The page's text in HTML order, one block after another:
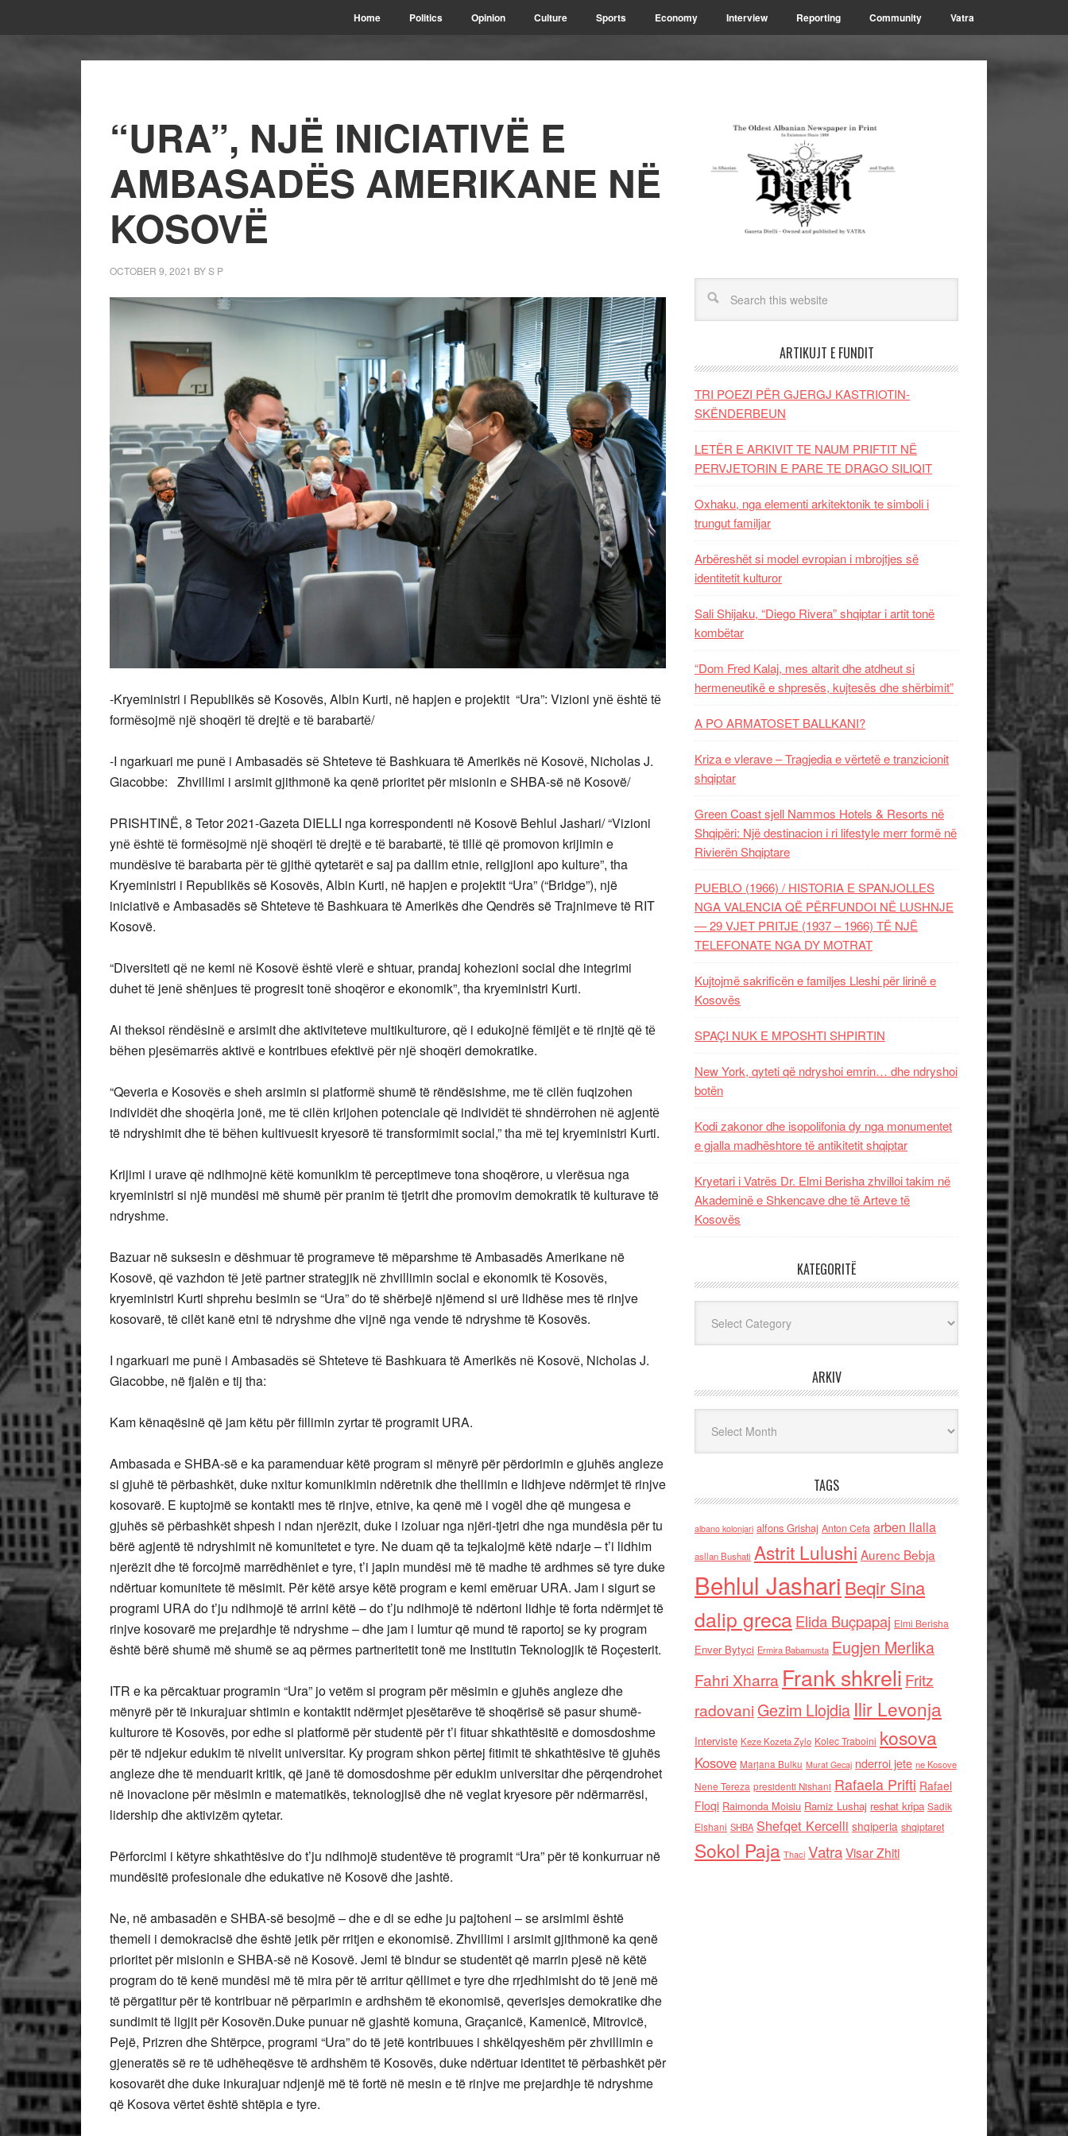
Home Politics Opinion Culture Sports Economy Interview Reporting Community Vatra
“URA”, NJË INICIATIVË E
AMBASADËS AMERIKANE NË
KOSOVË
OCTOBER 9, 2021 BYS P
-Kryeministri i Republikës së Kosovës, Albin Kurti, në hapjen e projektit “Ura”: Vizioni ynё ёshtё tё
formёsojmё njё shoqёri tё drejtё e tё barabartё/
-I ngarkuari me punё i Ambasadёs sё Shteteve tё Bashkuara të Amerikës nё Kosovё, Nicholas J.
Giacobbe: Zhvillimi i arsimit gjithmonë ka qenë prioritet për misionin e SHBA-së në Kosovë/
PRISHTINË, 8 Tetor 2021-Gazeta DIELLI nga korrespondenti në Kosovë Behlul Jashari/ “Vizioni
ynё ёshtё tё formёsojmё njё shoqёri tё drejtё e tё barabartё, tё tillё qё promovon krijimin e
mundёsive tё barabarta pёr tё gjithё qytetarёt e saj pa dallim etnie, religjioni apo kulture”, tha
Kryeministri i Republikës së Kosovës, Albin Kurti, në hapjen e projektit “Ura” (“Bridge”), një
iniciativë e Ambasadës së Shteteve të Bashkuara të Amerikës dhe Qendrës së Trajnimeve të RIT
Kosovë.
“Diversiteti qё ne kemi nё Kosovё ёshtё vlerё e shtuar, prandaj kohezioni social dhe integrimi
duhet tё jenё shënjues tё progresit tonё shoqёror e ekonomik”, tha kryeministri Kurti.
Ai theksoi rёndёsinё e arsimit dhe aktiviteteve multikulturore, qё i edukojnё fёmijёt e tё rinjtё qё tё
bёhen pjesёmarrёs aktivё e kontribues efektivё pёr njё shoqёri demokratike.
“Qeveria e Kosovёs e sheh arsimin si platformё shumë të rëndësishme, me tё cilёn fuqizohen
individёt dhe shoqёria jonë, me tё cilёn krijohen potenciale qё individёt tё shndёrrohen nё agjentё
të ndryshimit dhe tё bёhen kultivuesit kryesorë tё transformimit social,” tha mё tej kryeministri Kurti.
Krijimi i urave qё ndihmojnё kёtё komunikim të perceptimeve tona shoqërore, u vlerësua nga
kryeministri si një mundësi më shumë pёr pranim tё tjetrit dhe promovim demokratik të kulturave të
ndryshme.
Bazuar në suksesin e dëshmuar të programeve të mëparshme të Ambasadës Amerikane në
Kosovë, qё vazhdon tё jetё partner strategjik nё zhvillimin social e ekonomik tё Kosovёs,
kryeministri Kurti shprehu besimin se “Ura” do të shërbejë njëmend si urë lidhëse mes të rinjve
kosovarë, të cilët kanë etni të ndryshme dhe vijnë nga vende të ndryshme të Kosovës.
I ngarkuari me punё i Ambasadёs sё Shteteve tё Bashkuara të Amerikës nё Kosovё, Nicholas J.
Giacobbe, në fjalën e tij tha:
Kam kënaqësinë që jam këtu për fillimin zyrtar të programit URA.
Ambasada e SHBA-së e ka paramenduar këtë program si mënyrë për përdorimin e gjuhës angleze
si gjuhë të përbashkët, duke nxitur komunikimin ndëretnik dhe thellimin e lidhjeve ndërmjet të rinjve
kosovarë. E kuptojmë se kontakti mes të rinjve, etnive, ka qenë më i vogël dhe që mungesa e
gjuhës së përbashkët shpesh i ndan njerëzit, duke i izoluar nga njëri-tjetri dhe nga mundësia për tu
bërë agjentë të ndryshimit në komunitetet e tyre. Ne duam që ta tejkalojmë këtë ndarje – t’i lidhim
njerëzit dhe të forcojmë marrëdhëniet e tyre, t’i japin mundësi më të madhe të ardhmes së tyre duke
ndërtuar komunitete të mësimit. Për këtë arsye këtë program e kemi emëruar URA. Jam i sigurt se
programi URA do t’ju ndihmojë të arrini këtë – do t’ju ndihmojë të ndërtoni lidhje të forta ndërmjet të
rinjve kosovarë me prejardhje të ndryshme – dhe jam i lumtur që mund të raportoj se ky program
është bërë shumë më shumë se aq përmes partneritetit tonë me Institutin Teknologjik të Roçesterit.
ITR e ka përcaktuar programin “Ura” jo vetëm si program për mësimin e gjuhës angleze dhe
mënyrë për të inkurajuar shtimin e kontaktit ndërmjet pjesëtarëve të shoqërisë së pasur shumë-
kulturore të Kosovës, por edhe si platformë për studentë për t’i fituar shkathtësitë e domosdoshme
për të ndjekur edukim të nivelit universitar. Ky program shkon përtej fitimit të shkathtësive të gjuhës
angleze dhe të menduarit kritik, që janë të domosdoshme për edukim universitar dhe përqendrohet
në inovacione për mësimin e matematikës, teknologjisë dhe në veglat kryesore për ndërmarrësi,
lidership dhe aktivizëm qytetar.
Përforcimi i këtyre shkathtësive do t’ju ndihmojë studentëve të programit “Ura” për të konkurruar në
mundësitë profesionale dhe edukative në Kosovë dhe jashtë.
Ne, në ambasadën e SHBA-së besojmë – dhe e di se edhe ju pajtoheni – se arsimimi është
themeli i demokracisë dhe është jetik për rritjen e ekonomisë. Zhvillimi i arsimit gjithmonë ka qenë
prioritet për misionin e SHBA-së në Kosovë. Jemi të bindur se studentët që marrin pjesë në këtë
program do të kenë mundësi më të mira për të arritur qëllimet e tyre dhe rrjedhimisht do të jenë më
të përgatitur për të kontribuar në përparimin e ardhshëm të ekonomisë, qeverisjes demokratike dhe
sundimit të ligjit për Kosovën.Duke punuar në gjashtë komuna, Graçanicë, Kamenicë, Mitrovicë,
Pejë, Prizren dhe Shtërpce, programi “Ura” do të jetë kontribuues i shkëlqyeshëm për zhvillimin e
gjeneratës së re të udhëheqësve të ardhshëm të Kosovës, duke ndërtuar identitet të përbashkët për
kosovarët dhe duke inkurajuar ndjenjë më të fortë në mesin e të rinjve me prejardhje të ndryshme
që Kosova vërtet është shtëpia e tyre.
ARTIKUJT E FUNDIT
TRI POEZI PËR GJERGJ KASTRIOTIN-
SKËNDERBEUN
LETËR E ARKIVIT TE NAUM PRIFTIT NË
PERVJETORIN E PARE TE DRAGO SILIQIT
Oxhaku, nga elementi arkitektonik te simboli i
trungut familjar
Arbëreshët si model evropian i mbrojtjes së
identitetit kulturor
Sali Shijaku, “Diego Rivera” shqiptar i artit tonë
kombëtar
“Dom Fred Kalaj, mes altarit dhe atdheut si
hermeneutikë e shpresës, kujtesës dhe shërbimit”
A PO ARMATOSET BALLKANI?
Kriza e vlerave – Tragjedia e vërtetë e tranzicionit
shqiptar
Green Coast sjell Nammos Hotels & Resorts në
Shqipëri: Një destinacion i ri lifestyle merr formë në
Rivierën Shqiptare
PUEBLO (1966) / HISTORIA E SPANJOLLES
NGA VALENCIA QË PËRFUNDOI NË LUSHNJE
— 29 VJET PRITJE (1937 – 1966) TË NJË
TELEFONATE NGA DY MOTRAT
Kujtojmë sakrificën e familjes Lleshi për lirinë e
Kosovës
SPAÇI NUK E MPOSHTI SHPIRTIN
New York, qyteti që ndryshoi emrin… dhe ndryshoi
botën
Kodi zakonor dhe isopolifonia dy nga monumentet
e gjalla madhështore të antikitetit shqiptar
Kryetari i Vatrës Dr. Elmi Berisha zhvilloi takim në
Akademinë e Shkencave dhe të Arteve të
Kosovës
KATEGORITË
ARKIV
TAGS
albano kolonjari alfons Grishaj Anton Cefa arben llalla
asllan Bushati Astrit Lulushi Aurenc Bebja
Behlul Jashari Beqir Sina
dalip grecaElida Buçpapaj Elmi Berisha
Enver Bytyci Ermira Babamusta Eugjen Merlika
Fahri Xharra Frank shkreli Fritz
radovaniGezim Llojdia Ilir Levonja
Interviste Keze Kozeta Zylo Kolec Traboini kosova
Kosove Marjana Bulku Murat Gecaj nderroi jete ne Kosove
Nene Tereza presidenti Nishani Rafaela Prifti Rafael
Floqi Raimonda Moisiu Ramiz Lushaj reshat kripa Sadik
Elshani SHBA Shefqet Kercelli shqiperia shqiptaret
Sokol Paja Thaci VatraVisar Zhiti